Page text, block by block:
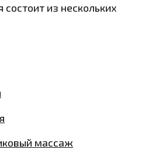
из нескольких
массаж